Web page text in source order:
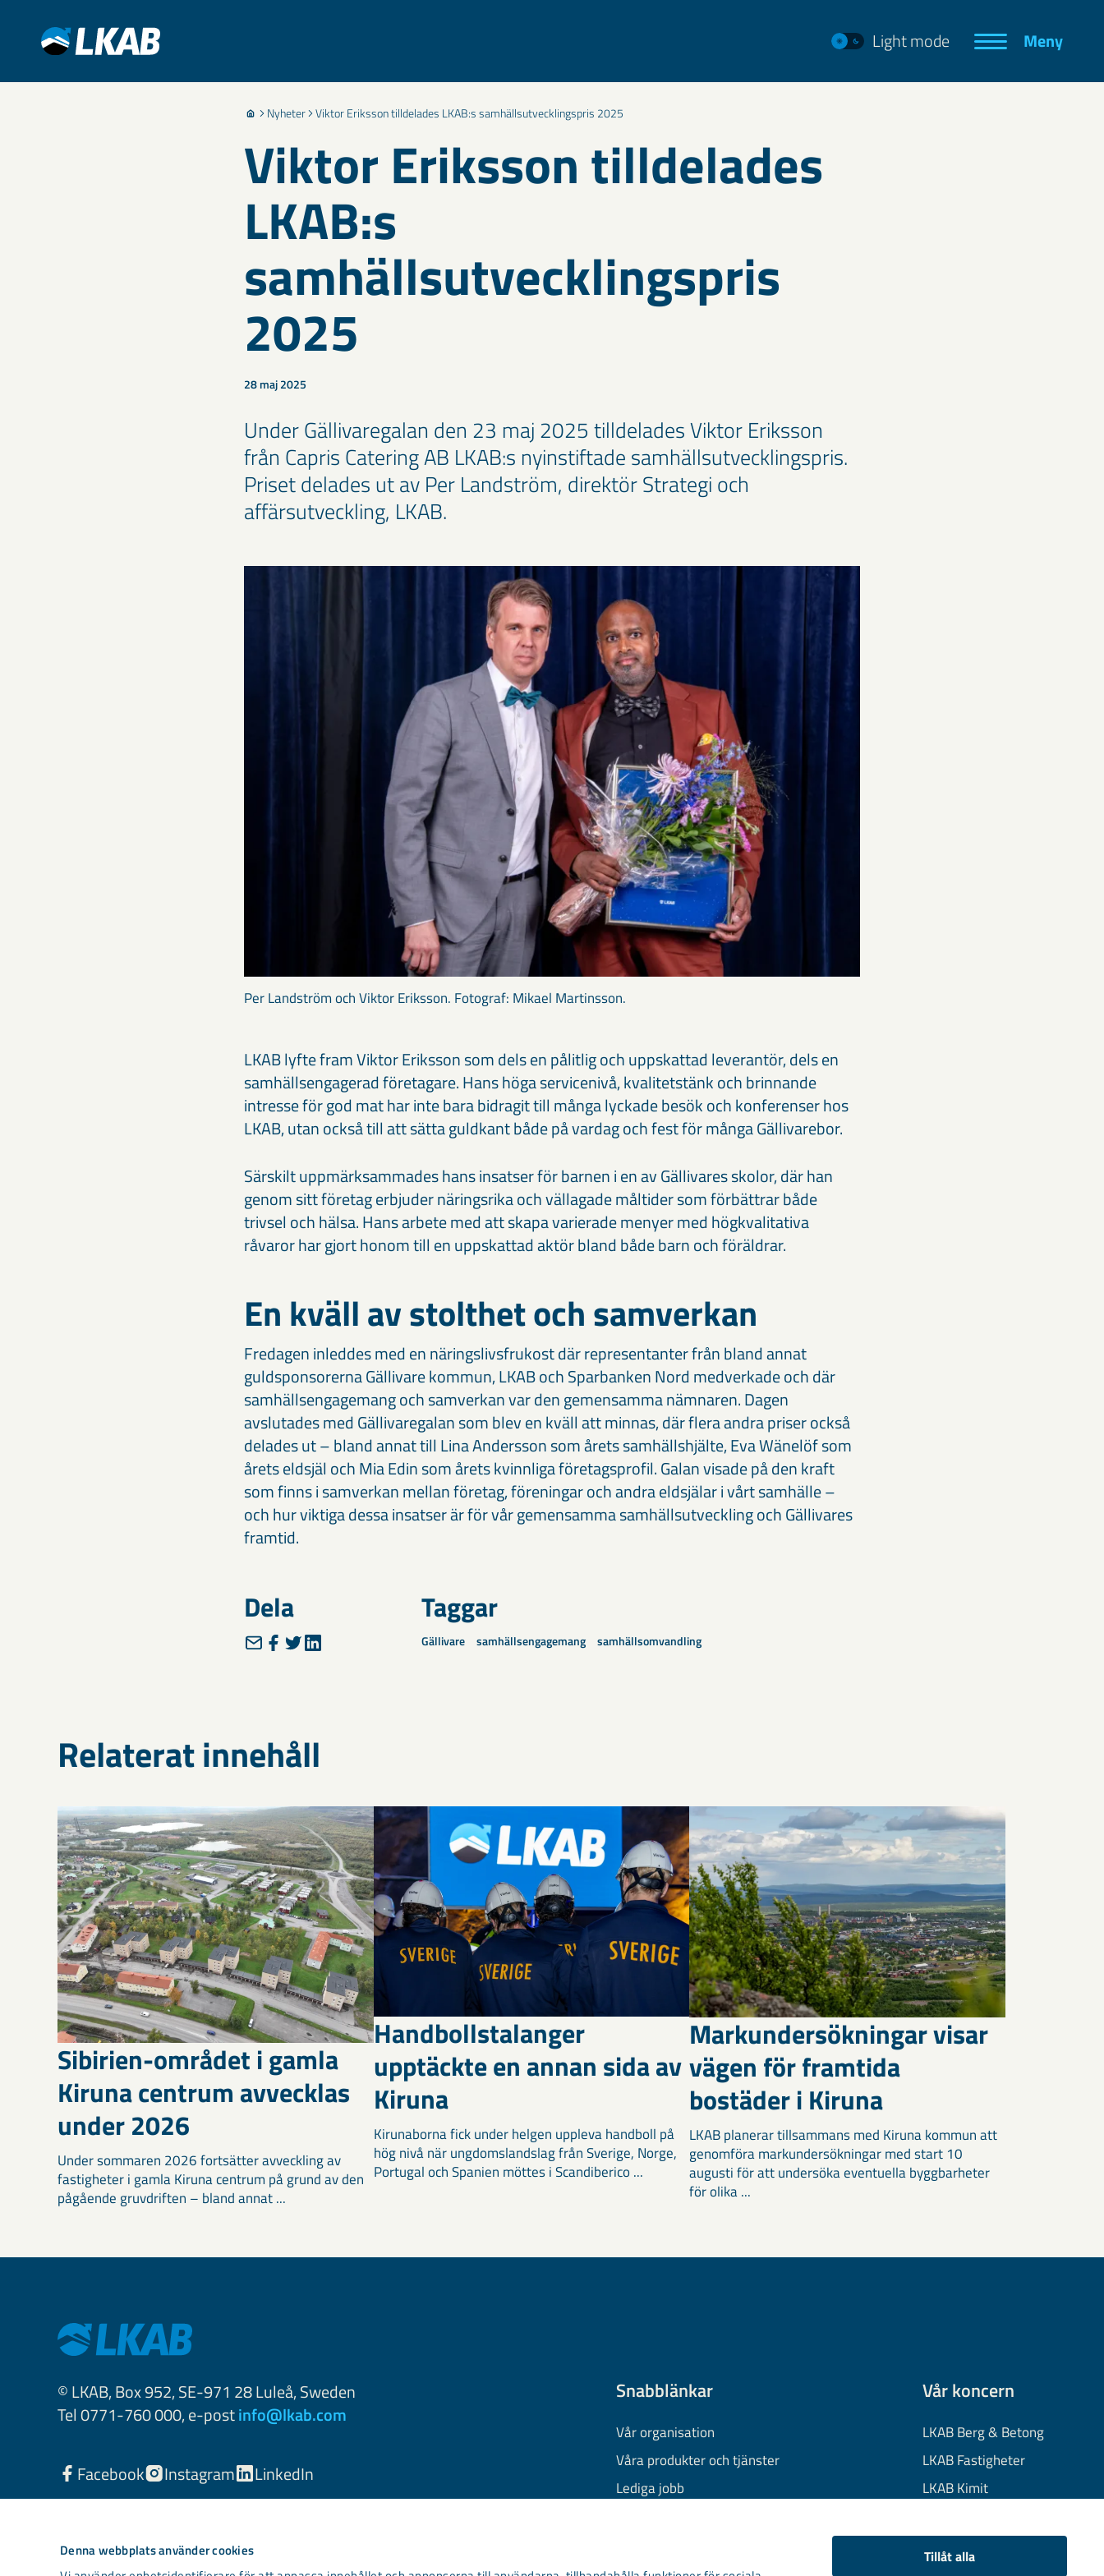
Denna webbplats använder cookies
Tillåt alla
Light mode Meny
Nyheter Viktor Eriksson tilldelades LKAB:s samhällsutvecklingspris 2025
Viktor Eriksson tilldelades
LKAB:s
samhällsutvecklingspris
2025
28 maj 2025
Under Gällivaregalan den 23 maj 2025 tilldelades Viktor Eriksson
från Capris Catering AB LKAB:s nyinstiftade samhällsutvecklingspris.
Priset delades ut av Per Landström, direktör Strategi och
affärsutveckling, LKAB.
Per Landström och Viktor Eriksson. Fotograf: Mikael Martinsson.
LKAB lyfte fram Viktor Eriksson som dels en pålitlig och uppskattad leverantör, dels en
samhällsengagerad företagare. Hans höga servicenivå, kvalitetstänk och brinnande
intresse för god mat har inte bara bidragit till många lyckade besök och konferenser hos
LKAB, utan också till att sätta guldkant både på vardag och fest för många Gällivarebor.
Särskilt uppmärksammades hans insatser för barnen i en av Gällivares skolor, där han
genom sitt företag erbjuder näringsrika och vällagade måltider som förbättrar både
trivsel och hälsa. Hans arbete med att skapa varierade menyer med högkvalitativa
råvaror har gjort honom till en uppskattad aktör bland både barn och föräldrar.
En kväll av stolthet och samverkan
Fredagen inleddes med en näringslivsfrukost där representanter från bland annat
guldsponsorerna Gällivare kommun, LKAB och Sparbanken Nord medverkade och där
samhällsengagemang och samverkan var den gemensamma nämnaren. Dagen
avslutades med Gällivaregalan som blev en kväll att minnas, där flera andra priser också
delades ut – bland annat till Lina Andersson som årets samhällshjälte, Eva Wänelöf som
årets eldsjäl och Mia Edin som årets kvinnliga företagsprofil. Galan visade på den kraft
som finns i samverkan mellan företag, föreningar och andra eldsjälar i vårt samhälle –
och hur viktiga dessa insatser är för vår gemensamma samhällsutveckling och Gällivares
framtid.
Dela Taggar
Gällivare samhällsengagemang samhällsomvandling
Relaterat innehåll
Sibirien-området i gamla
Kiruna centrum avvecklas
under 2026
Under sommaren 2026 fortsätter avveckling av
fastigheter i gamla Kiruna centrum på grund av den
pågående gruvdriften – bland annat ...
Handbollstalanger
upptäckte en annan sida av
Kiruna
Kirunaborna fick under helgen uppleva handboll på
hög nivå när ungdomslandslag från Sverige, Norge,
Portugal och Spanien möttes i Scandiberico ...
Markundersökningar visar
vägen för framtida
bostäder i Kiruna
LKAB planerar tillsammans med Kiruna kommun att
genomföra markundersökningar med start 10
augusti för att undersöka eventuella byggbarheter
för olika ...
© LKAB, Box 952, SE-971 28 Luleå, Sweden
Tel 0771-760 000, e-postinfo@lkab.com
Facebook Instagram LinkedIn
Snabblänkar
Vår organisation
Våra produkter och tjänster
Lediga jobb
Vår koncern
LKAB Berg & Betong
LKAB Fastigheter
LKAB Kimit